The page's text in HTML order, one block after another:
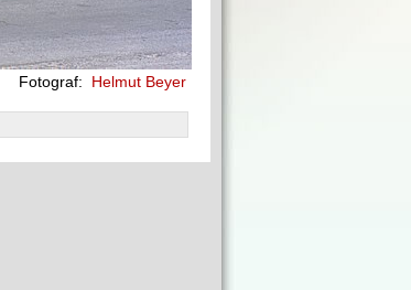
Fotograf: Helmut Beyer